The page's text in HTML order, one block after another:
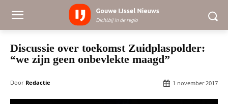
Discussie over toekomst Zuidplaspolder:
“we zijn geen onbevlekte maagd”
Door Redactie 1 november 2017